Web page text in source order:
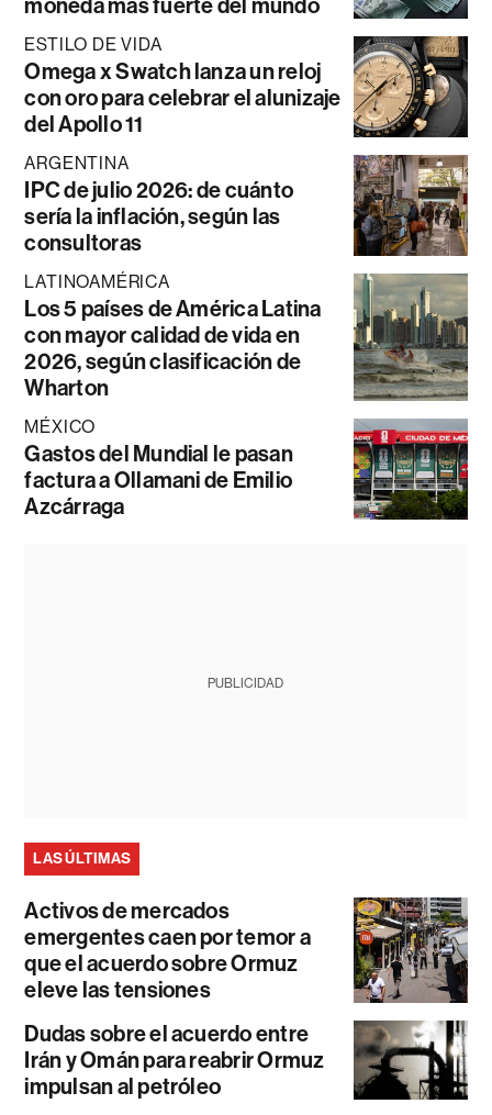
ESTILO DE VIDA
Omega x Swatch lanza un reloj
con oro para celebrar el alunizaje
del Apollo 11
ARGENTINA
IPC de julio 2026: de cuánto
sería la inflación, según las
consultoras
LATINOAMÉRICA
Los 5 países de América Latina
con mayor calidad de vida en
2026, según clasificación de
Wharton
MÉXICO
Gastos del Mundial le pasan
factura a Ollamani de Emilio
Azcárraga
PUBLICIDAD
LAS ÚLTIMAS
Activos de mercados
emergentes caen por temor a
que el acuerdo sobre Ormuz
eleve las tensiones
Dudas sobre el acuerdo entre
Irán y Omán para reabrir Ormuz
impulsan al petróleo